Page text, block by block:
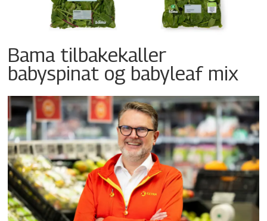
Bama tilbakekaller
babyspinat og babyleaf mix